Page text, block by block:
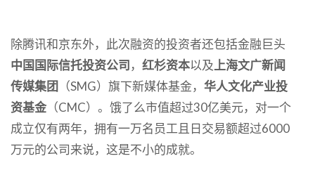
除腾讯和京东外，此次融资的投资者还包括金融巨头
中国国际信托投资公司 ， 红杉资本以及 上海文广新闻
传媒集团 （SMG）旗下新媒体基金， 华人文化产业投
资基金（CMC）。饿了么市值超过30亿美元，对一个
成立仅有两年，拥有一万名员工且日交易额超过6000
万元的公司来说，这是不小的成就。